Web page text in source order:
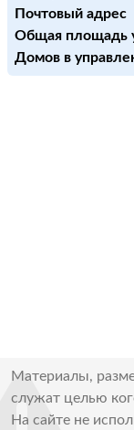
Почтовый адрес
Общая площадь
Домов в
Материалы,
служат целью
На сайте не